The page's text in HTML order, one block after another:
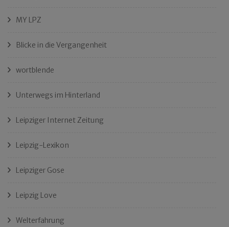
MY LPZ
Blicke in die Vergangenheit
wortblende
Unterwegs im Hinterland
Leipziger Internet Zeitung
Leipzig-Lexikon
Leipziger Gose
Leipzig Love
Welterfahrung